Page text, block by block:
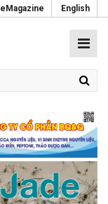
eMagazine English